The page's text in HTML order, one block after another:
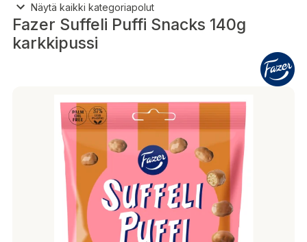
Näytä kaikki kategoriapolut
Fazer Suffeli Puffi Snacks 140g
karkkipussi